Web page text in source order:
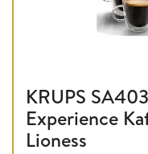
KRUPS
Experience
Lioness